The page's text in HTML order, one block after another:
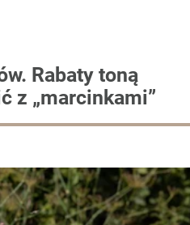
Rabaty toną
z „marcinkami”